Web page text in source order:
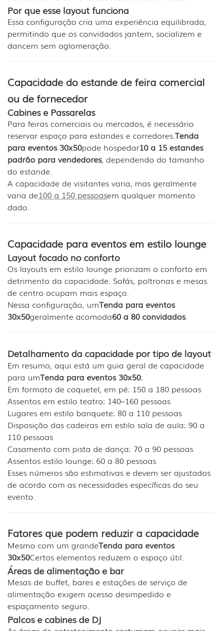
Por que esse layout funciona
Essa configuração cria uma experiência equilibrada,
permitindo que os convidados jantem, socializem e
dancem sem aglomeração.
Capacidade do estande de feira comercial
ou de fornecedor
Cabines e Passarelas
Para feiras comerciais ou mercados, é necessário
reservar espaço para estandes e corredores.Tenda
para eventos 30x50pode hospedar10 a 15 estandes
padrão para vendedores, dependendo do tamanho
do estande.
A capacidade de visitantes varia, mas geralmente
varia de100 a 150 pessoasem qualquer momento
dado.
Capacidade para eventos em estilo lounge
Layout focado no conforto
Os layouts em estilo lounge priorizam o conforto em
detrimento da capacidade. Sofás, poltronas e mesas
de centro ocupam mais espaço.
Nessa configuração, umTenda para eventos
30x50geralmente acomoda60 a 80 convidados.
Detalhamento da capacidade por tipo de layout
Em resumo, aqui está um guia geral de capacidade
para umTenda para eventos 30x50:
Em formato de coquetel, em pé: 150 a 180 pessoas
Assentos em estilo teatro: 140–160 pessoas
Lugares em estilo banquete: 80 a 110 pessoas
Disposição das cadeiras em estilo sala de aula: 90 a
110 pessoas
Casamento com pista de dança: 70 a 90 pessoas
Assentos estilo lounge: 60 a 80 pessoas
Esses números são estimativas e devem ser ajustados
de acordo com as necessidades específicas do seu
evento.
Fatores que podem reduzir a capacidade
Mesmo com um grandeTenda para eventos
30x50Certos elementos reduzem o espaço útil.
Áreas de alimentação e bar
Mesas de buffet, bares e estações de serviço de
alimentação exigem acesso desimpedido e
espaçamento seguro.
Palcos e cabines de DJ